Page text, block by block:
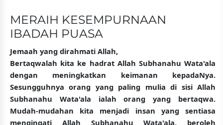
MERAIH KESEMPURNAAN
IBADAH PUASA
Jemaah yang dirahmati Allah,
Bertaqwalah kita ke hadrat Allah Subhanahu Wata'ala
dengan meningkatkan keimanan kepadaNya.
Sesungguhnya orang yang paling mulia di sisi Allah
Subhanahu Wata'ala ialah orang yang bertaqwa.
Mudah-mudahan kita menjadi insan yang sentiasa
mengingati Allah Subhanahu Wata'ala, beroleh